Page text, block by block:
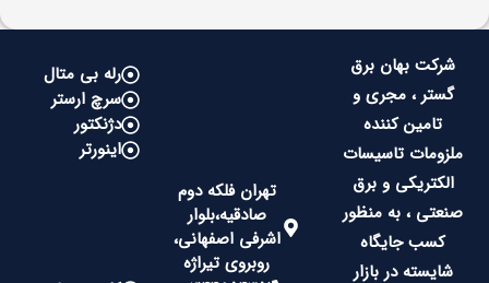
شرکت بهان برق
گستر ، مجری و
تامین کننده
ملزومات تاسیسات
الکتریکی و برق
صنعتی ، به منظور
کسب جایگاه
شایسته در بازار
تهران فلکه دوم
صادقیه،بلوار
اشرفی اصفهانی،
روبروی تیراژه
رله بی متال
سرچ ارستر
دژنکتور
اینورتر